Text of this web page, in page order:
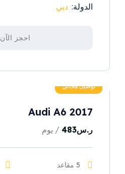
الدولة: دبي
احجز الآن
توصيل مجاني
Audi A6 2017
ر.س483 / يوم
5 مقاعد